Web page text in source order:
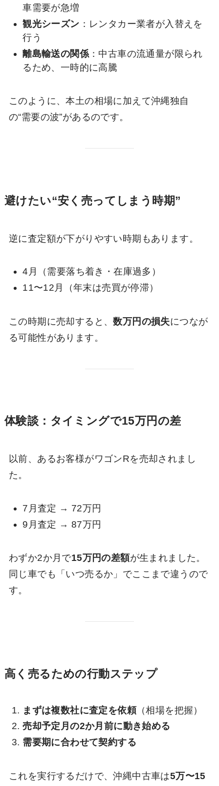
車需要が急増
観光シーズン ：レンタカー業者が入替えを
行う
離島輸送の関係：中古車の流通量が限られ
るため、一時的に高騰
このように、本土の相場に加えて沖縄独自
の“需要の波”があるのです。
避けたい“安く売ってしまう時期”
逆に査定額が下がりやすい時期もあります。
4月（需要落ち着き・在庫過多）
11〜12月（年末は売買が停滞）
この時期に売却すると、数万円の損失につなが
る可能性があります。
体験談：タイミングで15万円の差
以前、あるお客様がワゴンRを売却されまし
た。
7月査定 → 72万円
9月査定 → 87万円
わずか2か月で15万円の差額が生まれました。
同じ車でも「いつ売るか」でここまで違うので
す。
高く売るための行動ステップ
まずは複数社に査定を依頼（相場を把握）
売却予定月の2か月前に動き始める
需要期に合わせて契約する
これを実行するだけで、沖縄中古車は5万〜15